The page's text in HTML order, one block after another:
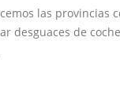
las
desguaces de